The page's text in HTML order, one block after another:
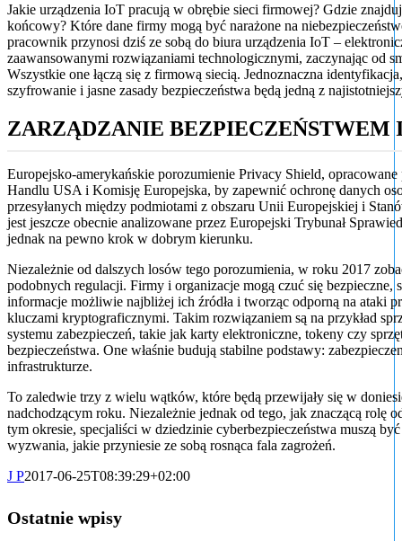
Jakie urządzenia IoT pracują w obrębie sieci firmowej? Gdzie
końcowy? Które dane firmy mogą być narażone na
pracownik przynosi dziś ze sobą do biura urządzenia IoT –
zaawansowanymi rozwiązaniami technologicznymi, zaczynając od
Wszystkie one łączą się z firmową siecią. Jednoznaczna
szyfrowanie i jasne zasady bezpieczeństwa będą jedną z
ZARZĄDZANIE BEZPIECZEŃSTWEM
Europejsko-amerykańskie porozumienie Privacy Shield, opracowane
Handlu USA i Komisję Europejska, by zapewnić ochronę danych
przesyłanych między podmiotami z obszaru Unii Europejskiej i
jest jeszcze obecnie analizowane przez Europejski Trybunał
jednak na pewno krok w dobrym kierunku.
Niezależnie od dalszych losów tego porozumienia, w roku 2017
podobnych regulacji. Firmy i organizacje mogą czuć się bezpieczne,
informacje możliwie najbliżej ich źródła i tworząc odporną na ataki
kluczami kryptograficznymi. Takim rozwiązaniem są na przykład
systemu zabezpieczeń, takie jak karty elektroniczne, tokeny czy
bezpieczeństwa. One właśnie budują stabilne podstawy:
infrastrukturze.
To zaledwie trzy z wielu wątków, które będą przewijały się w
nadchodzącym roku. Niezależnie jednak od tego, jak znaczącą rolę
tym okresie, specjaliści w dziedzinie cyberbezpieczeństwa muszą
wyzwania, jakie przyniesie ze sobą rosnąca fala zagrożeń.
J P2017-06-25T08:39:29+02:00
Ostatnie wpisy